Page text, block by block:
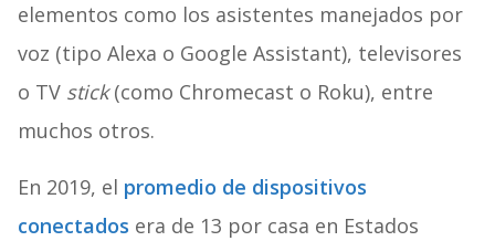
elementos como los asistentes manejados por
voz (tipo Alexa o Google Assistant), televisores
o TV stick(como Chromecast o Roku), entre
muchos otros.
En 2019, el promedio de dispositivos
conectados era de 13 por casa en Estados